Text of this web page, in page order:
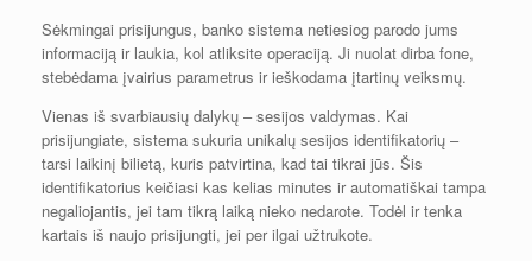
Sėkmingai prisijungus, banko sistema netiesiog parodo jums
informaciją ir laukia, kol atliksite operaciją. Ji nuolat dirba fone,
stebėdama įvairius parametrus ir ieškodama įtartinų veiksmų.
Vienas iš svarbiausių dalykų – sesijos valdymas. Kai
prisijungiate, sistema sukuria unikalų sesijos identifikatorių –
tarsi laikinį bilietą, kuris patvirtina, kad tai tikrai jūs. Šis
identifikatorius keičiasi kas kelias minutes ir automatiškai tampa
negaliojantis, jei tam tikrą laiką nieko nedarote. Todėl ir tenka
kartais iš naujo prisijungti, jei per ilgai užtrukote.